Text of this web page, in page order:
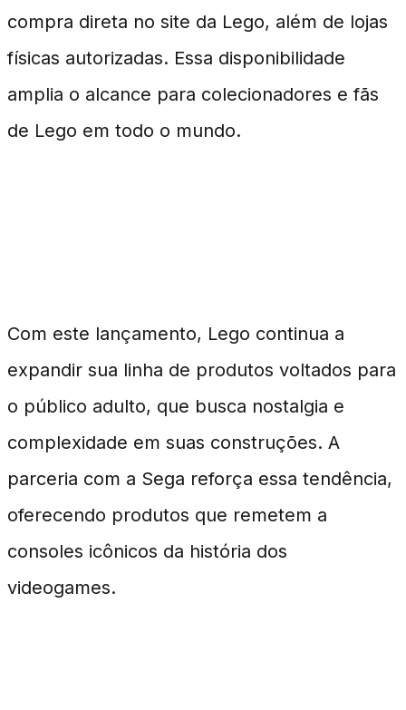
compra direta no site da Lego, além de lojas
físicas autorizadas. Essa disponibilidade
amplia o alcance para colecionadores e fãs
de Lego em todo o mundo.
Com este lançamento, Lego continua a
expandir sua linha de produtos voltados para
o público adulto, que busca nostalgia e
complexidade em suas construções. A
parceria com a Sega reforça essa tendência,
oferecendo produtos que remetem a
consoles icônicos da história dos
videogames.